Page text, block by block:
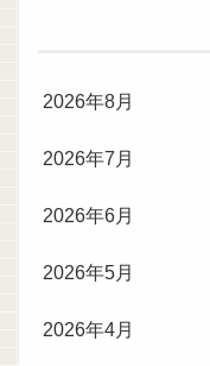
2026年8月
2026年7月
2026年6月
2026年5月
2026年4月